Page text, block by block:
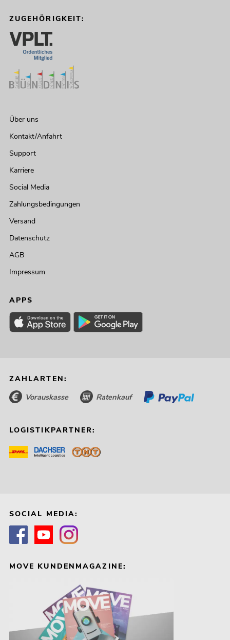
ZUGEHÖRIGKEIT:
Über uns
Kontakt/Anfahrt
Support
Karriere
Social Media
Zahlungsbedingungen
Versand
Datenschutz
AGB
Impressum
APPS
ZAHLARTEN:
Vorauskasse Ratenkauf
LOGISTIKPARTNER:
SOCIAL MEDIA:
MOVE KUNDENMAGAZINE: